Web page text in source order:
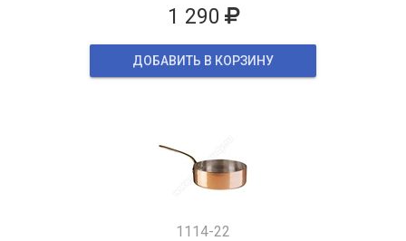
1 290
ДОБАВИТЬ В КОРЗИНУ
1114-22